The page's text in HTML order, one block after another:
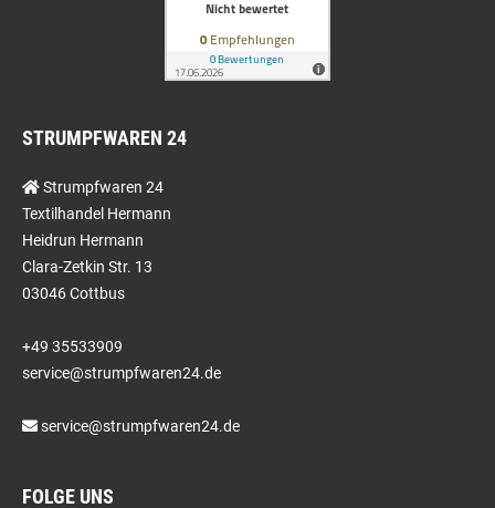
STRUMPFWAREN 24
Strumpfwaren 24
Textilhandel Hermann
Heidrun Hermann
Clara-Zetkin Str. 13
03046 Cottbus
+49 35533909
service@strumpfwaren24.de
service@strumpfwaren24.de
FOLGE UNS